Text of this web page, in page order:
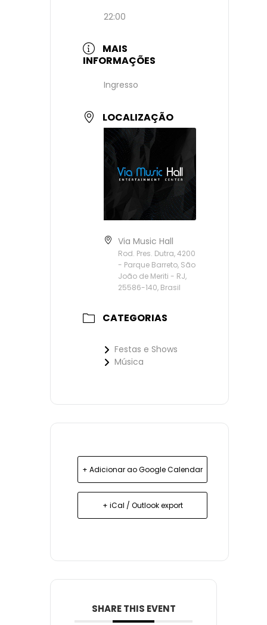
22:00
MAIS
INFORMAÇÕES
Ingresso
LOCALIZAÇÃO
Via Music Hall
Rod. Pres. Dutra, 4200
- Parque Barreto, São
João de Meriti - RJ,
25586-140, Brasil
CATEGORIAS
Festas e Shows
Música
+ Adicionar ao Google Calendar
+ iCal / Outlook export
SHARE THIS EVENT